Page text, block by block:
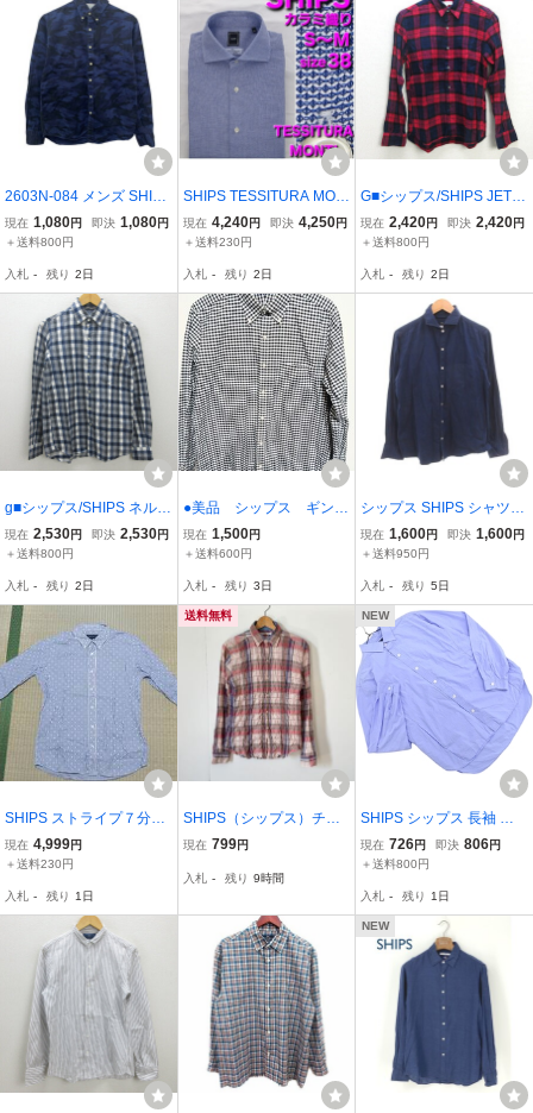
2603N-084 メンズ SHIPS
シップス ネイビー シャツ
S
現在 1,080円 即決 1,080円
＋送料800円
入札 - 残り 2日
SHIPS TESSITURA MON
TI カラミ織りシャツ size
38 S～M 青無地 ワイドカ
現在 4,240円 即決 4,250円
＋送料230円
入札 - 残り 2日
G■シップス/SHIPS JET B
LUE 長袖シャツ/チェック
柄 ネルシャツ【XS】赤/m
現在 2,420円 即決 2,420円
＋送料800円
入札 - 残り 2日
g■シップス/SHIPS ネルシ
ャツ/長袖BDシャツ【S】
紺/men's/98【中古】■
現在 2,530円 即決 2,530円
＋送料800円
入札 - 残り 2日
●美品 シップス ギンガ
ムチェック 長袖シャ
ツ サイズＬ カラー白
現在 1,500円
＋送料600円
入札 - 残り 3日
シップス SHIPS シャツ
カジュアル 長袖 コットン
L ネイビー /FF ■IBO100
現在 1,600円 即決 1,600円
＋送料950円
入札 - 残り 5日
SHIPS ストライプ７分丈
スタープリントシャツ 青
L シップス
現在 4,999円
＋送料230円
入札 - 残り 1日
送料無料
SHIPS（シップス）チェ
ックシャツ 長袖 ピンク S
現在 799円
入札 - 残り 9時間
NEW
SHIPS シップス 長袖 シ
ャツ sizeM/青 ■◇ ☆ gfa4
メンズ
現在 726円 即決 806円
＋送料800円
入札 - 残り 1日
NEW